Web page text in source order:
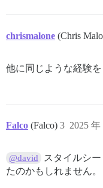
chrismalone (Chris
他に同じような経験
Falco (Falco) 2025
3
@david
スタイルシ
たのかもしれません。